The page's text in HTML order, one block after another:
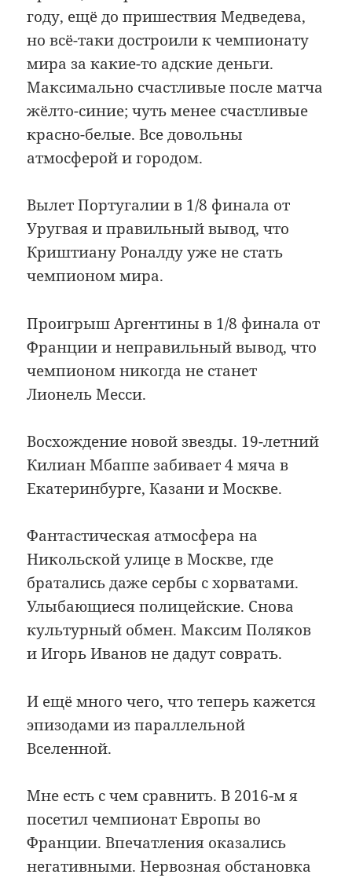
году, ещё до пришествия Медведева,
но всё-таки достроили к чемпионату
мира за какие-то адские деньги.
Максимально счастливые после матча
жёлто-синие; чуть менее счастливые
красно-белые. Все довольны
атмосферой и городом.
Вылет Португалии в 1/8 финала от
Уругвая и правильный вывод, что
Криштиану Роналду уже не стать
чемпионом мира.
Проигрыш Аргентины в 1/8 финала от
Франции и неправильный вывод, что
чемпионом никогда не станет
Лионель Месси.
Восхождение новой звезды. 19-летний
Килиан Мбаппе забивает 4 мяча в
Екатеринбурге, Казани и Москве.
Фантастическая атмосфера на
Никольской улице в Москве, где
братались даже сербы с хорватами.
Улыбающиеся полицейские. Снова
культурный обмен. Максим Поляков
и Игорь Иванов не дадут соврать.
И ещё много чего, что теперь кажется
эпизодами из параллельной
Вселенной.
Мне есть с чем сравнить. В 2016-м я
посетил чемпионат Европы во
Франции. Впечатления оказались
негативными. Нервозная обстановка